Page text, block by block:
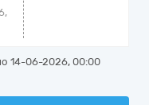
14-06-2026, 00:00